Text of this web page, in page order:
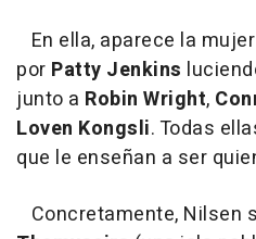
En ella, aparece la
por Patty Jenkins
junto a Robin Wright,
Loven Kongsli. Todas
que le enseñan a ser
Concretamente, Nilsen